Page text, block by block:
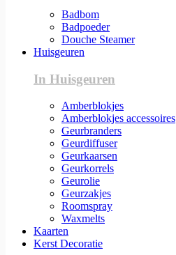
Badbom
Badpoeder
Douche Steamer
Huisgeuren
In Huisgeuren
Amberblokjes
Amberblokjes accessoires
Geurbranders
Geurdiffuser
Geurkaarsen
Geurkorrels
Geurolie
Geurzakjes
Roomspray
Waxmelts
Kaarten
Kerst Decoratie